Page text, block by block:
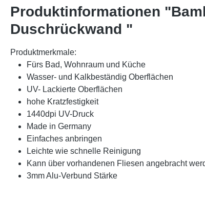
Produktinformationen
Duschrückwand "
Produktmerkmale:
Fürs Bad, Wohnraum und Küche
Wasser- und Kalkbeständig Oberflächen
UV- Lackierte Oberflächen
hohe Kratzfestigkeit
1440dpi UV-Druck
Made in Germany
Einfaches anbringen
Leichte wie schnelle Reinigung
Kann über vorhandenen Fliesen angebracht
3mm Alu-Verbund Stärke